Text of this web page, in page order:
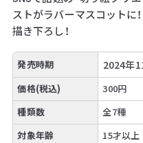
ストがラバーマスコットに
描き下ろし！
発売時期 2024年
価格(税込)
300円
種類数
全7種
対象年齢
15才以上